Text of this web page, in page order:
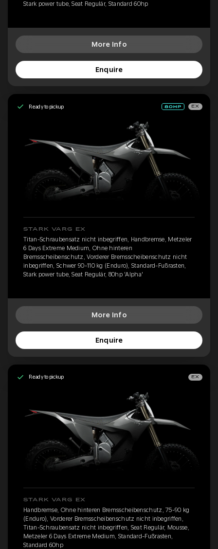
Stark power tube, Seat Regulär, Standard 60hp
More Info
Enquire
Ready to pickup EX
STARK VARG EX
Titan-Schraubensatz nicht inbegriffen, Handbremse, Metzeler
6 Days Extreme Medium, Ohne hinteren
Bremsscheibenschutz, Vorderer Bremsscheibenschutz nicht
inbegriffen, Schwer 90-110 kg (Enduro), Standard-Fußrasten,
Stark power tube, Seat Regulär, 80hp 'Alpha'
More Info
Enquire
Ready to pickup EX
STARK VARG EX
Handbremse, Ohne hinteren Bremsscheibenschutz, 75-90 kg
(Enduro), Vorderer Bremsscheibenschutz nicht inbegriffen,
Titan-Schraubensatz nicht inbegriffen, Seat Regulär, Mousse,
Metzeler 6 Days Extreme Medium, Standard-Fußrasten,
Standard 60hp